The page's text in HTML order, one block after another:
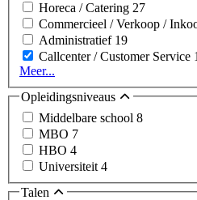
Horeca / Catering 27
Commercieel / Verkoop /
Administratief 19
Callcenter / Customer Service
Meer...
Opleidingsniveaus
Middelbare school 8
MBO 7
HBO 4
Universiteit 4
Talen